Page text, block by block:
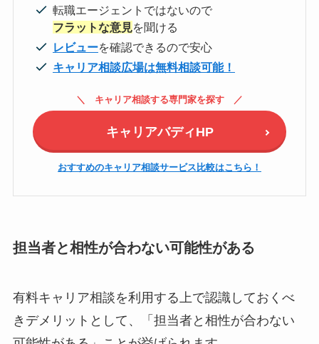
転職エージェントではないので
フラットな意見を聞ける
レビューを確認できるので安心
キャリア相談広場は無料相談可能！
キャリア相談する専門家を探す
キャリアバディHP
おすすめのキャリア相談サービス比較はこちら！
担当者と相性が合わない可能性がある
有料キャリア相談を利用する上で認識しておくべ
きデメリットとして、「担当者と相性が合わない